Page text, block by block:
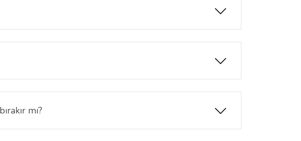
etkilemez. Telefonunuzu ilk günkü hassasiyetiyle
ve yüzeye tam oturur. Temiz ve tozsuz bir yüzeyde
mı?
kalır.